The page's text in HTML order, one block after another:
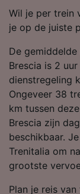
Wil je per trein
je op de juiste
De
Brescia is 2
dienstregeling
Ongeveer 38
km tussen
Brescia zijn
beschikbaar.
Trenitalia om
grootste
Plan je reis